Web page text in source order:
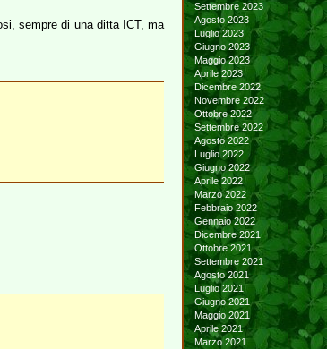
sempre di una ditta ICT, ma
Settembre 2023
Agosto 2023
Luglio 2023
Giugno 2023
Maggio 2023
Aprile 2023
Dicembre 2022
Novembre 2022
Ottobre 2022
Settembre 2022
Agosto 2022
Luglio 2022
Giugno 2022
Aprile 2022
Marzo 2022
Febbraio 2022
Gennaio 2022
Dicembre 2021
Ottobre 2021
Settembre 2021
Agosto 2021
Luglio 2021
Giugno 2021
Maggio 2021
Aprile 2021
Marzo 2021